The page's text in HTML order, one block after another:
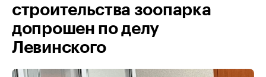
строительства зоопарка
допрошен по делу
Левинского